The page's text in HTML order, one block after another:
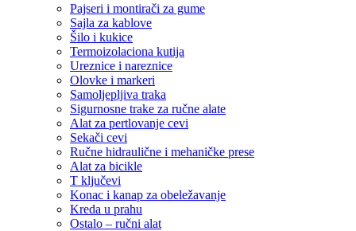
Pajseri i montirači za gume
Sajla za kablove
Šilo i kukice
Termoizolaciona kutija
Ureznice i nareznice
Olovke i markeri
Samoljepljiva traka
Sigurnosne trake za ručne alate
Alat za pertlovanje cevi
Sekači cevi
Ručne hidraulične i mehaničke prese
Alat za bicikle
T ključevi
Konac i kanap za obeležavanje
Kreda u prahu
Ostalo – ručni alat